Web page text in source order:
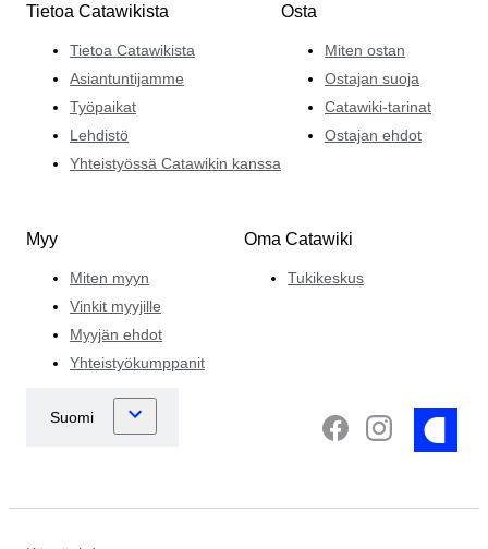
Tietoa Catawikista
Tietoa Catawikista
Asiantuntijamme
Työpaikat
Lehdistö
Yhteistyössä Catawikin kanssa
Osta
Miten ostan
Ostajan suoja
Catawiki-tarinat
Ostajan ehdot
Myy
Miten myyn
Vinkit myyjille
Myyjän ehdot
Yhteistyökumppanit
Oma Catawiki
Tukikeskus